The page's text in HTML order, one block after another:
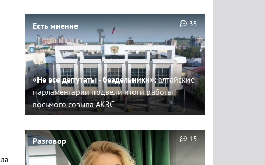
Есть мнение
«Не все депутаты - бездельники»:алтайские
парламентарии подвели итоги работы
восьмого созыва АКЗС
35
Разговор 15